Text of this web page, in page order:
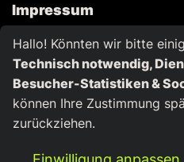
Impressum
Cookies
2026blu:prevent
Hallo! Könnten wir bitte
Technisch notwendig,
Besucher-Statistiken &
können Ihre Zustimmung
zurückziehen.